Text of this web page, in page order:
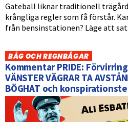
Gateball liknar traditionell
krångliga regler som få förstår.
från bensinstationen? Läge att
BÅG OCH REGNBÅGAR
Kommentar PRIDE:
VÄNSTER VÄGRAR TA
BÖGHAT och